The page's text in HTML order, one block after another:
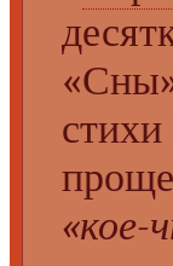
«кое-